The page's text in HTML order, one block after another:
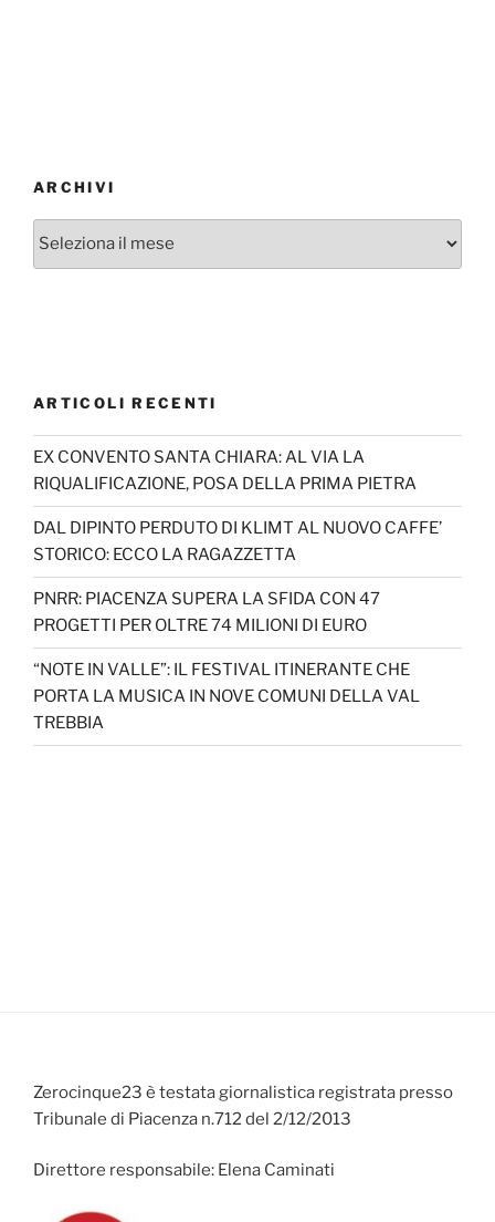
ARCHIVI
Archivi
ARTICOLI RECENTI
EX CONVENTO SANTA CHIARA: AL VIA LA
RIQUALIFICAZIONE, POSA DELLA PRIMA PIETRA
DAL DIPINTO PERDUTO DI KLIMT AL NUOVO CAFFE’
STORICO: ECCO LA RAGAZZETTA
PNRR: PIACENZA SUPERA LA SFIDA CON 47
PROGETTI PER OLTRE 74 MILIONI DI EURO
“NOTE IN VALLE”: IL FESTIVAL ITINERANTE CHE
PORTA LA MUSICA IN NOVE COMUNI DELLA VAL
TREBBIA
Zerocinque23 è testata giornalistica registrata presso
Tribunale di Piacenza n.712 del 2/12/2013
Direttore responsabile: Elena Caminati